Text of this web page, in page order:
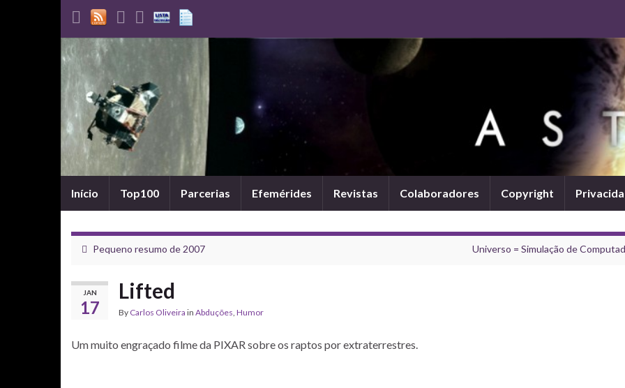
Início Top100 Parcerias Efemérides Revistas Colaboradores Copyright
Pequeno resumo de 2007 Universo = Simulação de
JAN
17
Lifted
By Carlos Oliveira in Abduções, Humor
Um muito engraçado filme da PIXAR sobre os raptos por extraterrestres.